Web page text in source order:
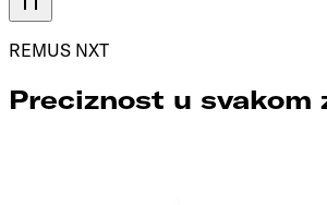
REMUS NXT
Preciznost u svakom